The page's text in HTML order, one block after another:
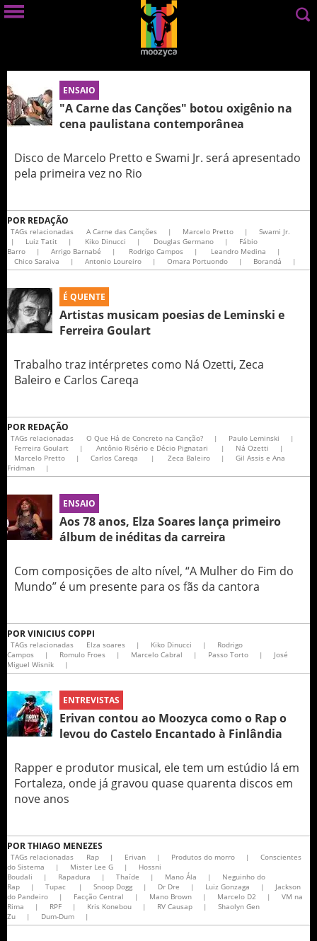
ENSAIO
"A Carne das Canções" botou oxigênio na
cena paulistana contemporânea
Disco de Marcelo Pretto e Swami Jr. será apresentado
pela primeira vez no Rio
POR REDAÇÃO
TAGs relacionadas A Carne das Canções | Marcelo Pretto |
Swami Jr.
|
Luiz Tatit | Kiko Dinucci | Douglas Germano |
Fábio
Barro
| Arrigo Barnabé | Rodrigo Campos | Leandro Medina
|
Chico Saraiva
| Antonio Loureiro | Omara Portuondo | Borandá |
É QUENTE
Artistas musicam poesias de Leminski e
Ferreira Goulart
Trabalho traz intérpretes como Ná Ozetti, Zeca
Baleiro e Carlos Careqa
POR REDAÇÃO
TAGs relacionadas O Que Há de Concreto na Canção? | Paulo Leminski
|
Ferreira Goulart
| Antônio Risério e Décio Pignatari | Ná Ozetti
|
Marcelo Pretto
| Carlos Careqa | Zeca Baleiro |
Gil Assis e Ana
Fridman
|
ENSAIO
Aos 78 anos, Elza Soares lança primeiro
álbum de inéditas da carreira
Com composições de alto nível, “A Mulher do Fim do
Mundo” é um presente para os fãs da cantora
PORVINICIUS COPPI
TAGs relacionadas Elza soares | Kiko Dinucci |
Rodrigo
Campos
| Romulo Froes | Marcelo Cabral | Passo Torto |
José
Miguel Wisnik
|
ENTREVISTAS
Erivan contou ao Moozyca como o Rap o
levou do Castelo Encantado à Finlândia
Rapper e produtor musical, ele tem um estúdio lá em
Fortaleza, onde já gravou quase quarenta discos em
nove anos
PORTHIAGO MENEZES
TAGs relacionadas Rap | Erivan | Produtos do morro |
Conscientes
do Sistema
| Mister Lee G |
Hossni
Boudali
| Rapadura | Thaíde | Mano Ála |
Neguinho do
Rap
| Tupac | Snoop Dogg | Dr Dre | Luiz Gonzaga |
Jackson
do Pandeiro
| Facção Central | Mano Brown | Marcelo D2 |
VM na
Rima
| RPF | Kris Konebou | RV Causap |
Shaolyn Gen
Zu
| Dum-Dum |